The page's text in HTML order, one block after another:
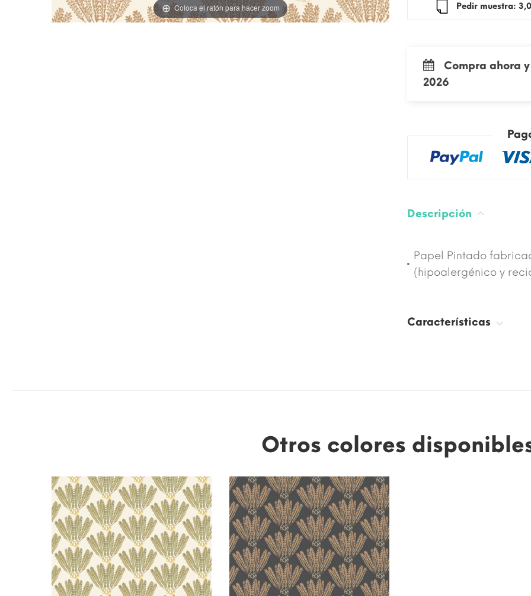
Coloca el ratón para hacer zoom Pedir
Compra ahora
2026
Descripción
Papel Pintado
(hipoalergénico y
Características
Otros colores